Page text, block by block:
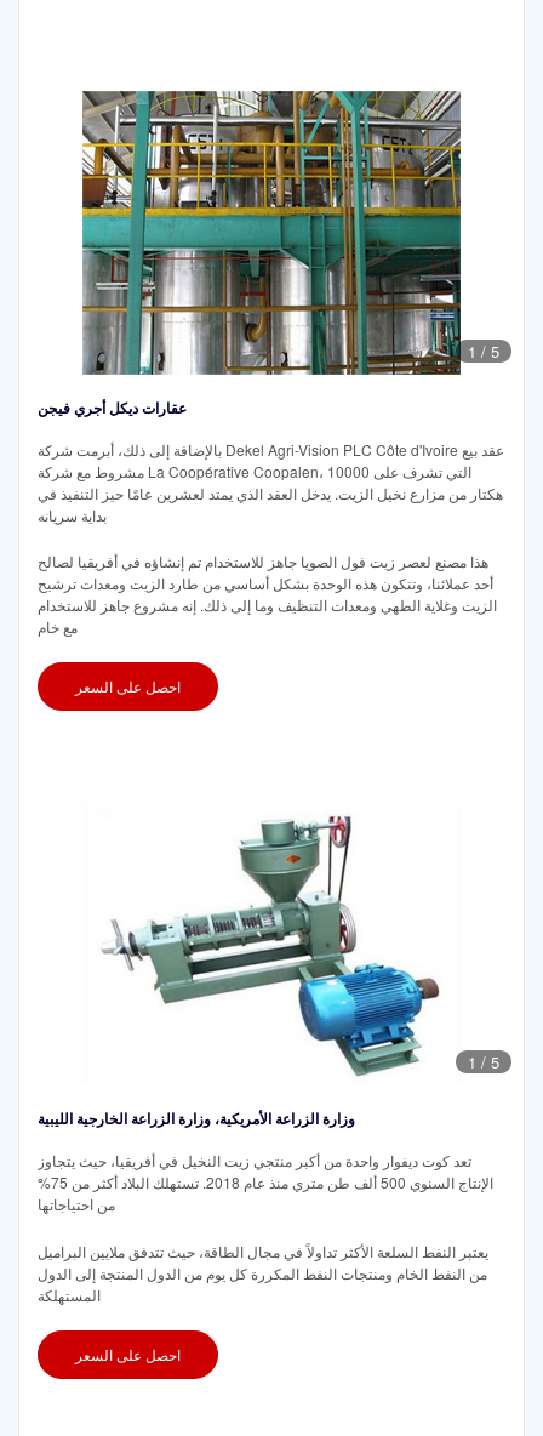
1 / 5
عقارات ديكل أجري فيجن
بالإضافة إلى ذلك، أبرمت شركة Dekel Agri-Vision PLC Côte d'Ivoire عقد بيع
مشروط مع شركة La Coopérative Coopalen، التي تشرف على 10000
هكتار من مزارع نخيل الزيت. يدخل العقد الذي يمتد لعشرين عامًا حيز التنفيذ في
بداية سريانه
هذا مصنع لعصر زيت فول الصويا جاهز للاستخدام تم إنشاؤه في أفريقيا لصالح
أحد عملائنا، وتتكون هذه الوحدة بشكل أساسي من طارد الزيت ومعدات ترشيح
الزيت وغلاية الطهي ومعدات التنظيف وما إلى ذلك. إنه مشروع جاهز للاستخدام
مع خام
احصل على السعر
1 / 5
وزارة الزراعة الأمريكية، وزارة الزراعة الخارجية الليبية
تعد كوت ديفوار واحدة من أكبر منتجي زيت النخيل في أفريقيا، حيث يتجاوز
الإنتاج السنوي 500 ألف طن متري منذ عام 2018. تستهلك البلاد أكثر من 75%
من احتياجاتها
يعتبر النفط السلعة الأكثر تداولاً في مجال الطاقة، حيث تتدفق ملايين البراميل
من النفط الخام ومنتجات النفط المكررة كل يوم من الدول المنتجة إلى الدول
المستهلكة
احصل على السعر